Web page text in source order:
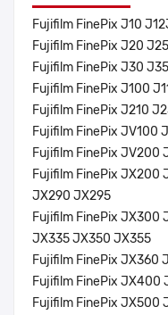
Fujifilm FinePix J10
Fujifilm FinePix J20
Fujifilm FinePix J30
Fujifilm FinePix J100
Fujifilm FinePix J210
Fujifilm FinePix JV100
Fujifilm FinePix
Fujifilm FinePix JX200
JX290 JX295
Fujifilm FinePix JX300
JX335 JX350 JX355
Fujifilm FinePix JX360
Fujifilm FinePix JX400
Fujifilm FinePix JX500